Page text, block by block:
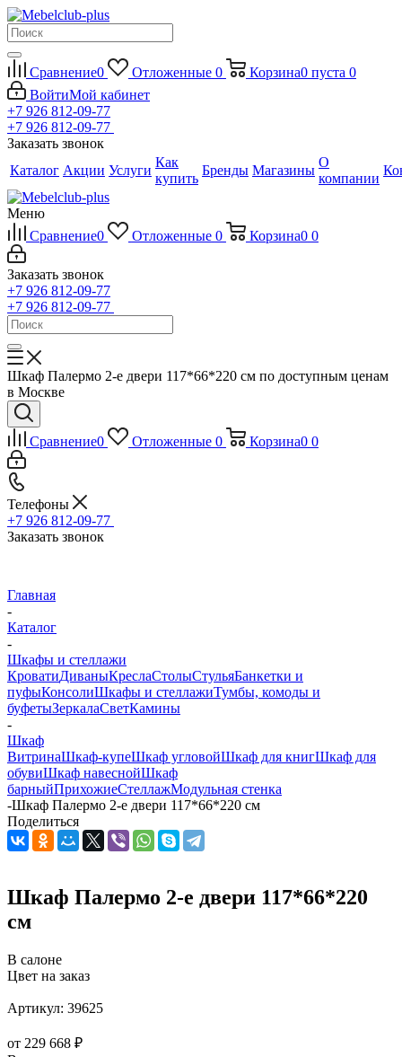
Сравнение0 Отложенные 0 Корзина0 пуста 0
ВойтиМой кабинет
+7 926 812-09-77
+7 926 812-09-77
Заказать звонок
Каталог Акции Услуги
Как
купить
Бренды Магазины
О
компании
Меню
Сравнение0 Отложенные 0 Корзина0 0
Заказать звонок
+7 926 812-09-77
+7 926 812-09-77
Шкаф Палермо 2-е двери 117*66*220 см по доступным ценам
в Москве
Сравнение0 Отложенные 0 Корзина0 0
Телефоны
+7 926 812-09-77
Заказать звонок
Главная
-
Каталог
-
Шкафы и стеллажи
КроватиДиваныКреслаСтолыСтульяБанкетки и
пуфыКонсолиШкафы и стеллажиТумбы, комоды и
буфетыЗеркалаСветКамины
-
Шкаф
ВитринаШкаф-купеШкаф угловойШкаф для книгШкаф для
обувиШкаф навеснойШкаф
барныйПрихожиеСтеллажМодульная стенка
-Шкаф Палермо 2-е двери 117*66*220 см
Поделиться
Шкаф Палермо 2-е двери 117*66*220
см
В салоне
Цвет на заказ
Артикул: 39625
от 229 668 ₽